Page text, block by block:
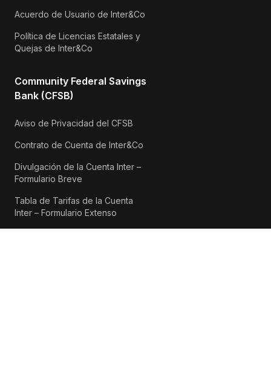
Acuerdo de Usuario de Inter&Co
Política de Licencias Estatales y
Quejas de Inter&Co
Community Federal Savings
Bank (CFSB)
Aviso de Privacidad del CFSB
Contrato de Cuenta de Inter&Co
Divulgación de la Cuenta Inter –
Formulario Breve
Tabla de Tarifas de la Cuenta
Inter – Formulario Extenso